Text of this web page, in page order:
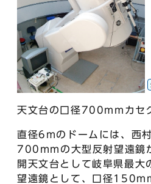
天文台の口径700mmカセ
直径6mのドームには、西
700mmの大型反射望遠鏡
開天文台として岐阜県最大
望遠鏡として、口径